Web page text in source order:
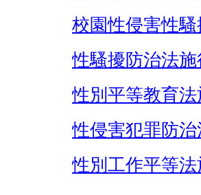
校園性侵害性
性騷擾防治法
性別平等教育
性侵害犯罪防
性別工作平等